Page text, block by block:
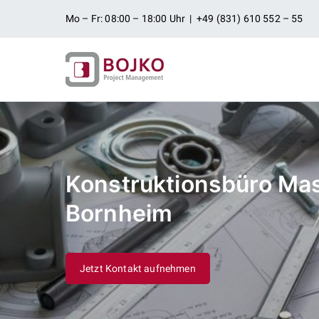
Mo – Fr: 08:00 – 18:00 Uhr | +49 (831) 610 552 – 55
Konstruktionsbüro
Bornheim
Jetzt Kontakt aufnehmen